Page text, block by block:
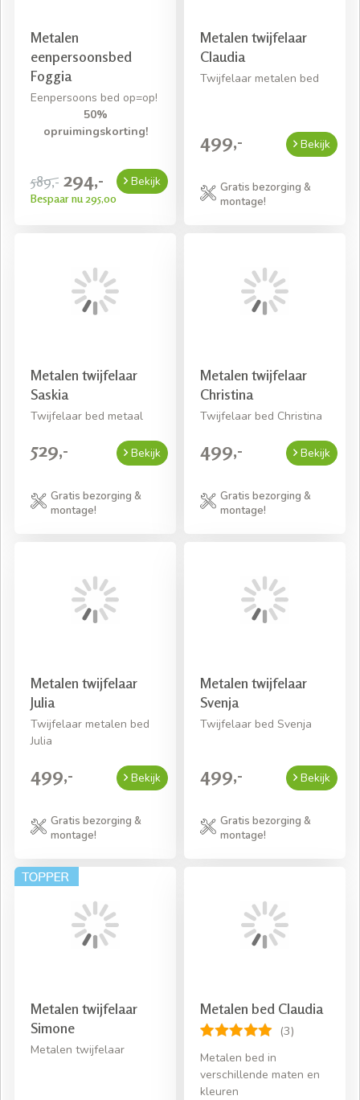
Metalen
eenpersoonsbed
Foggia
Eenpersoons bed op=op!
50%
opruimingskorting!
589,- 294,-
Bespaar nu 295,00
Bekijk
Metalen twijfelaar
Claudia
Twijfelaar metalen bed
499,- Bekijk
Gratis bezorging &
montage!
Metalen twijfelaar
Saskia
Twijfelaar bed metaal
529,- Bekijk
Gratis bezorging &
montage!
Metalen twijfelaar
Christina
Twijfelaar bed Christina
499,- Bekijk
Gratis bezorging &
montage!
Metalen twijfelaar
Julia
Twijfelaar metalen bed
Julia
499,- Bekijk
Gratis bezorging &
montage!
Metalen twijfelaar
Svenja
Twijfelaar bed Svenja
499,- Bekijk
Gratis bezorging &
montage!
Metalen twijfelaar
Simone
Metalen twijfelaar
Metalen bed Claudia
(3)
Metalen bed in
verschillende maten en
kleuren